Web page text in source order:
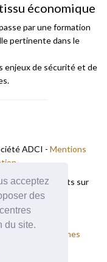
acceptez
des
du site.
économique
par une formation
pertinente dans le
enjeux de sécurité et de
ADCI - Mentions
présents sur
à
Formation Nimes